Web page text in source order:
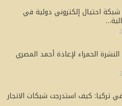
احتيال إلكتروني دولية في
الحمراء لإعادة أحمد المصري
تركيا: كيف استدرجت شبكات الاتجار